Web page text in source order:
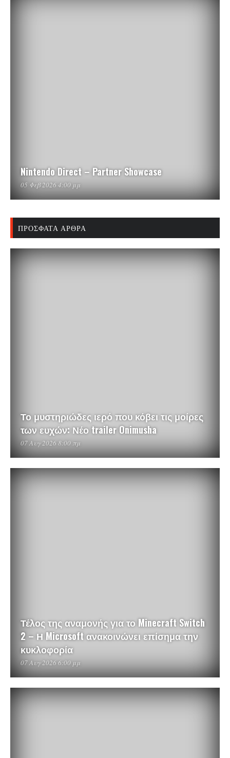
Nintendo Direct – Partner Showcase
05 Φεβ 2026 4:00 μμ
ΠΡΌΣΦΑΤΑ ΆΡΘΡΑ
Το μυστηριώδες ιερό που κόβει τις μοίρες
των ευχών: Νέο trailer Onimusha
07 Αυγ 2026 8:00 πμ
Τέλος της αναμονής για το Minecraft Switch
2 – Η Microsoft ανακοινώνει επίσημα την
κυκλοφορία
07 Αυγ 2026 6:00 μμ